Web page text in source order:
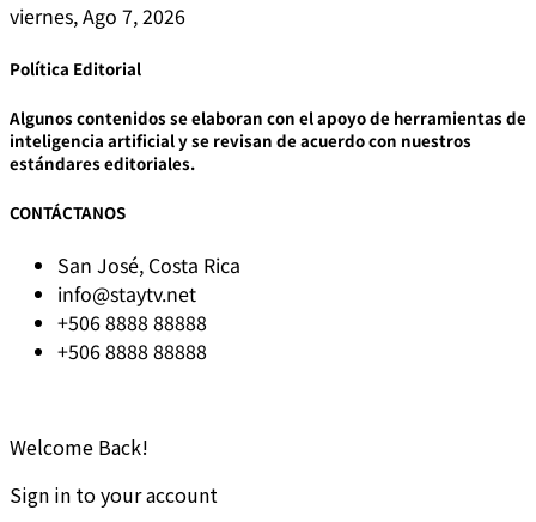
viernes, Ago 7, 2026
Política Editorial
Algunos contenidos se elaboran con el apoyo de herramientas de
inteligencia artificial y se revisan de acuerdo con nuestros
estándares editoriales.
CONTÁCTANOS
San José, Costa Rica
info@staytv.net
+506 8888 88888
+506 8888 88888
Welcome Back!
Sign in to your account